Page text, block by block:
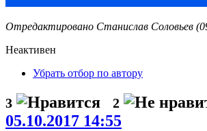
Отредактировано Станислав Соловьев
Неактивен
Убрать отбор по автору
3 2
05.10.2017 14:55